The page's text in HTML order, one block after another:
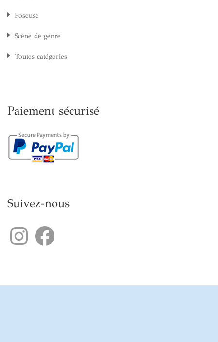
Poseuse
Scène de genre
Toutes catégories
Paiement sécurisé
Suivez-nous
Instagram Facebook